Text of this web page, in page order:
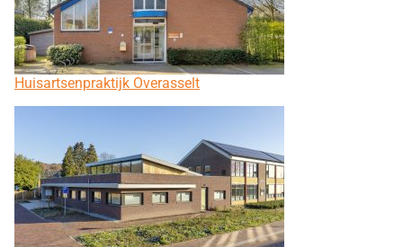
Huisartsenpraktijk Overasselt